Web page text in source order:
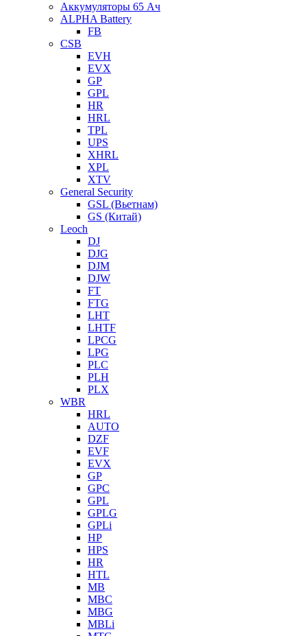
Аккумуляторы 65 Ач
ALPHA Battery
FB
CSB
EVH
EVX
GP
GPL
HR
HRL
TPL
UPS
XHRL
XPL
XTV
General Security
GSL (Вьетнам)
GS (Китай)
Leoch
DJ
DJG
DJM
DJW
FT
FTG
LHT
LHTF
LPCG
LPG
PLC
PLH
PLX
WBR
HRL
AUTO
DZF
EVF
EVX
GP
GPC
GPL
GPLG
GPLi
HP
HPS
HR
HTL
MB
MBC
MBG
MBLi